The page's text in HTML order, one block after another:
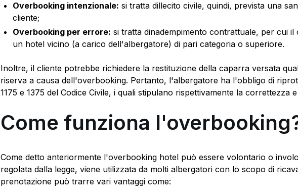
Overbooking intenzionale: si tratta dillecito civile, quindi, prevista una
cliente;
Overbooking per errore: si tratta dinadempimento contrattuale, per cui
un hotel vicino (a carico dell'albergatore) di pari categoria o superiore.
Inoltre, il cliente potrebbe richiedere la restituzione della caparra versata
riserva a causa dell'overbooking. Pertanto, l'albergatore ha l'obbligo di
1175 e 1375 del Codice Civile, i quali stipulano rispettivamente la correttezza
Come funziona
Come detto anteriormente l'overbooking hotel può essere volontario o
regolata dalla legge, viene utilizzata da molti albergatori con lo scopo di
prenotazione può trarre vari vantaggi come: